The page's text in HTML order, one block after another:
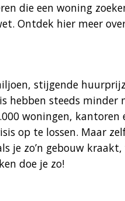
die een woning
Ontdek hier meer
stijgende
hebben steeds minder
woningen,
op te lossen. Maar
je zo’n gebouw
doe je zo!